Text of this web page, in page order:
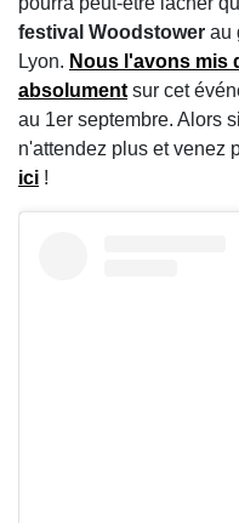
festival Woodstower au
Lyon. Nous l'avons mis
absolument sur cet
au 1er septembre. Alors
n'attendez plus et venez
ici !